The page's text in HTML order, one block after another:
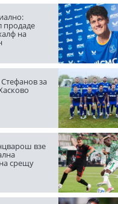
продаде
на
за
взе
срещу